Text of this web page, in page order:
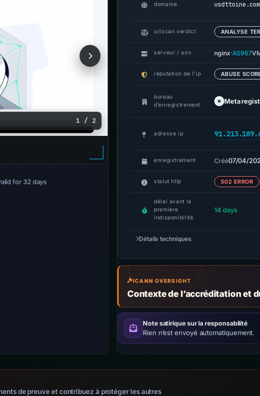
1 / 2
for 32 days
domaine usdttoine.com
urlscan verdict ANALYSE
serveur / asn nginx·AS967
réputation de l’ip ABUSE
bureau
d’enregistrement
adresse ip
enregistrement Créé07/04/
statut http 502 ERROR
délai avant la
première
indisponibilité
14 days
Détails techniques
ICANN OVERSIGHT
Contexte de l’accréditation et
Note satirique sur la responsabilité
Rien n’est envoyé automatiquement.
de preuve et contribuez à protéger les autres